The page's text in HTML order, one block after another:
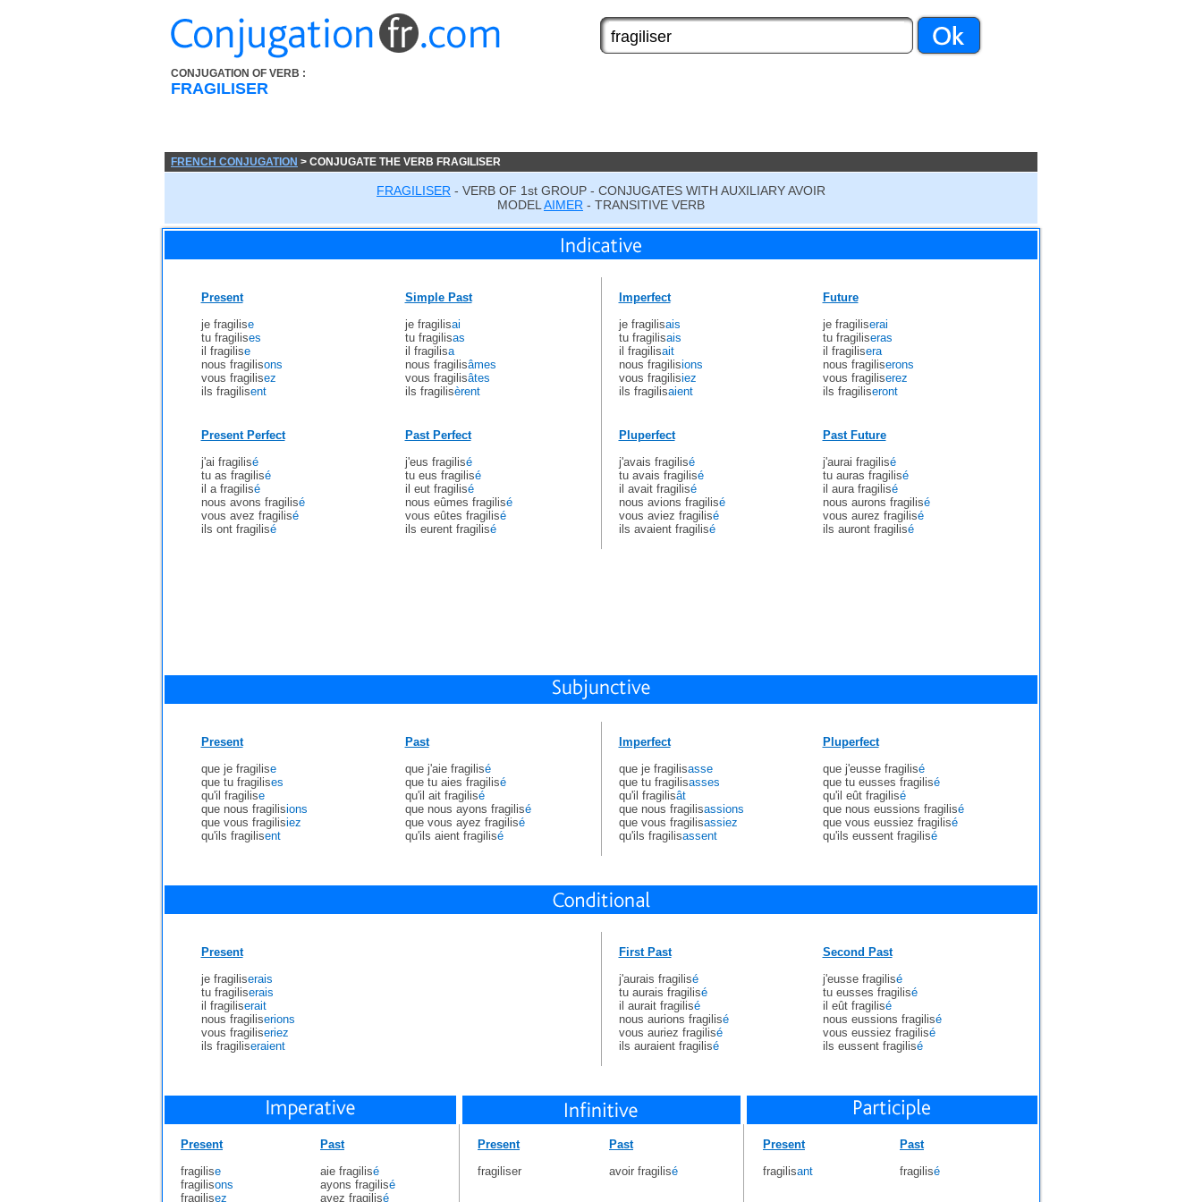
CONJUGATION OF VERB :
FRAGILISER
FRENCH CONJUGATION > CONJUGATE THE VERB FRAGILISER
FRAGILISER - VERB OF 1st GROUP - CONJUGATES WITH AUXILIARY AVOIR
MODEL AIMER - TRANSITIVE VERB
Present
je fragilise
tu fragilises
il fragilise
nous fragilisons
vous fragilisez
ils fragilisent
Simple Past
je fragilisai
tu fragilisas
il fragilisa
nous fragilisâmes
vous fragilisâtes
ils fragilisèrent
Present Perfect
j'ai fragilisé
tu as fragilisé
il a fragilisé
nous avons fragilisé
vous avez fragilisé
ils ont fragilisé
Past Perfect
j'eus fragilisé
tu eus fragilisé
il eut fragilisé
nous eûmes fragilisé
vous eûtes fragilisé
ils eurent fragilisé
Imperfect
je fragilisais
tu fragilisais
il fragilisait
nous fragilisions
vous fragilisiez
ils fragilisaient
Future
je fragiliserai
tu fragiliseras
il fragilisera
nous fragiliserons
vous fragiliserez
ils fragiliseront
Pluperfect
j'avais fragilisé
tu avais fragilisé
il avait fragilisé
nous avions fragilisé
vous aviez fragilisé
ils avaient fragilisé
Past Future
j'aurai fragilisé
tu auras fragilisé
il aura fragilisé
nous aurons fragilisé
vous aurez fragilisé
ils auront fragilisé
Present
que je fragilise
que tu fragilises
qu'il fragilise
que nous fragilisions
que vous fragilisiez
qu'ils fragilisent
Past
que j'aie fragilisé
que tu aies fragilisé
qu'il ait fragilisé
que nous ayons fragilisé
que vous ayez fragilisé
qu'ils aient fragilisé
Imperfect
que je fragilisasse
que tu fragilisasses
qu'il fragilisât
que nous fragilisassions
que vous fragilisassiez
qu'ils fragilisassent
Pluperfect
que j'eusse fragilisé
que tu eusses fragilisé
qu'il eût fragilisé
que nous eussions fragilisé
que vous eussiez fragilisé
qu'ils eussent fragilisé
Present
je fragiliserais
tu fragiliserais
il fragiliserait
nous fragiliserions
vous fragiliseriez
ils fragiliseraient
First Past
j'aurais fragilisé
tu aurais fragilisé
il aurait fragilisé
nous aurions fragilisé
vous auriez fragilisé
ils auraient fragilisé
Second Past
j'eusse fragilisé
tu eusses fragilisé
il eût fragilisé
nous eussions fragilisé
vous eussiez fragilisé
ils eussent fragilisé
Present
fragilise
fragilisons
fragilisez
Past
aie fragilisé
ayons fragilisé
ayez fragilisé
Present
fragiliser
Past
avoir fragilisé
Present
fragilisant
Past
fragilisé